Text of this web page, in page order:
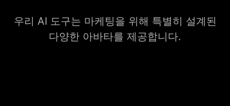
우리 AI 도구는 마케팅을 위해 특별히 설계된
다양한 아바타를 제공합니다.